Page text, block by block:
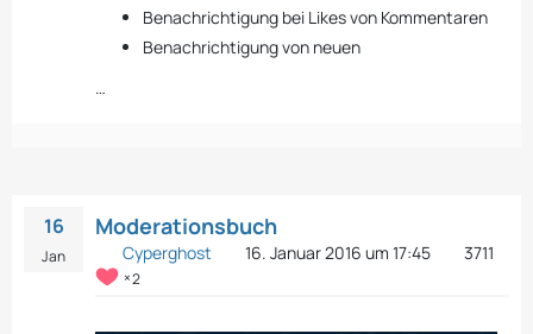
Benachrichtigung bei Likes von Kommentaren
Benachrichtigung von neuen
…
16
Jan
Moderationsbuch
Cyperghost 16. Januar 2016 um 17:45 3711
2